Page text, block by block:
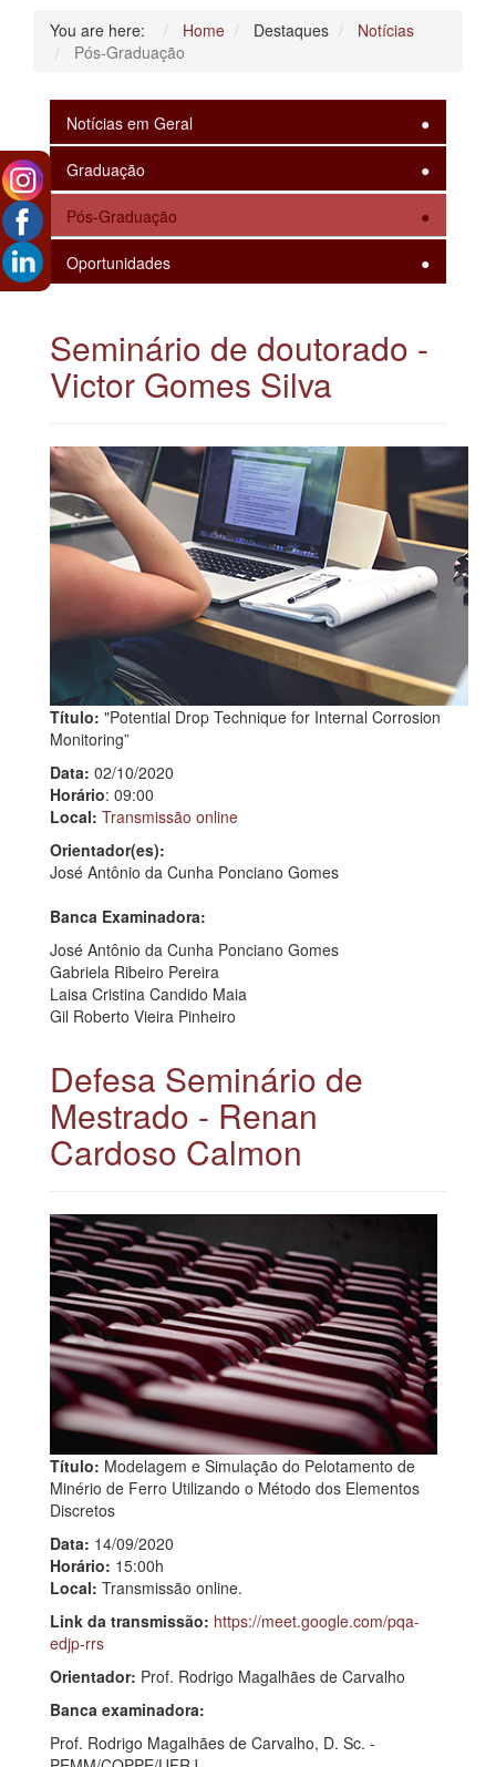
You are here: Home Destaques
Notícias
Pós-Graduação
Notícias em Geral
Graduação
Pós-Graduação
Oportunidades
Seminário de doutorado -
Victor Gomes Silva
Título: "Potential Drop Technique for Internal Corrosion
Monitoring”
Data: 02/10/2020
Horário: 09:00
Local: Transmissão online
Orientador(es):
José Antônio da Cunha Ponciano Gomes
Banca Examinadora:
José Antônio da Cunha Ponciano Gomes
Gabriela Ribeiro Pereira
Laisa Cristina Candido Maia
Gil Roberto Vieira Pinheiro
Defesa Seminário de
Mestrado - Renan
Cardoso Calmon
Título: Modelagem e Simulação do Pelotamento de
Minério de Ferro Utilizando o Método dos Elementos
Discretos
Data: 14/09/2020
Horário: 15:00h
Local: Transmissão online.
Link da transmissão: https://meet.google.com/pqa-
edjp-rrs
Orientador: Prof. Rodrigo Magalhães de Carvalho
Banca examinadora:
Prof. Rodrigo Magalhães de Carvalho, D. Sc. -